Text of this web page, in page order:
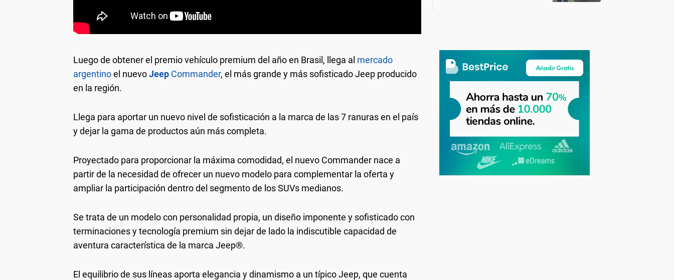
definición, más capacidad de procesamiento y almacenamiento de datos y posibilidad de conectar dispositivos
móviles de manera inalámbrica para espejar las aplicaciones Android Auto y Apple CarPlay sin necesidad de un
Luego de obtener el premio vehículo premium del año en Brasil, llega al mercado
argentinoel nuevoJeep Commander, el más grande y más sofisticado Jeep producido
en la región.
Llega para aportar un nuevo nivel de sofisticación a la marca de las 7 ranuras en el país
y dejar la gama de productos aún más completa.
Proyectado para proporcionar la máxima comodidad, el nuevo Commander nace a
partir de la necesidad de ofrecer un nuevo modelo para complementar la oferta y
ampliar la participación dentro del segmento de los SUVs medianos.
Se trata de un modelo con personalidad propia, un diseño imponente y sofisticado con
terminaciones y tecnología premium sin dejar de lado la indiscutible capacidad de
aventura característica de la marca Jeep®.
El equilibrio de sus líneas aporta elegancia y dinamismo a un típico Jeep, que cuenta